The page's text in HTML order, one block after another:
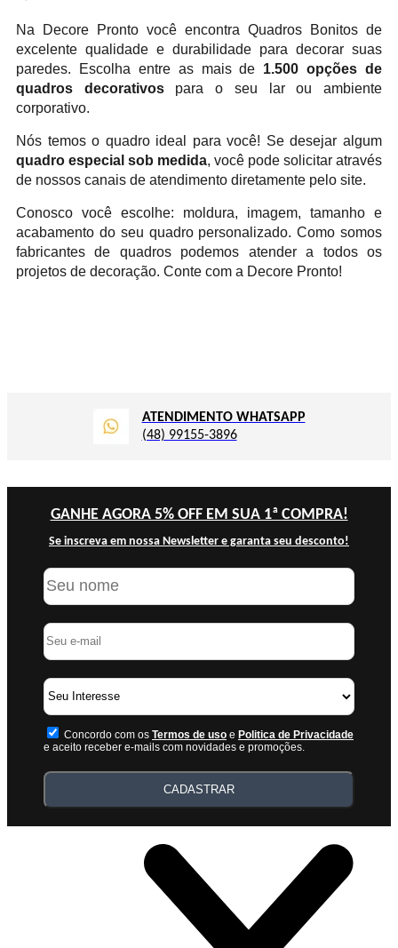
Na Decore Pronto você encontra Quadros Bonitos de
excelente qualidade e durabilidade para decorar suas
paredes. Escolha entre as mais de 1.500 opções de
quadros decorativospara o seu lar ou ambiente
corporativo.
Nós temos o quadro ideal para você! Se desejar algum
quadro especial sob medida, você pode solicitar através
de nossos canais de atendimento diretamente pelo site.
Conosco você escolhe: moldura, imagem, tamanho e
acabamento do seu quadro personalizado. Como somos
fabricantes de quadros podemos atender a todos os
projetos de decoração. Conte com a Decore Pronto!
TROCA GRÁTIS ATÉ 30 DIAS
Compre com Comodidade
GANHE AGORA 5% OFF EM SUA 1ª COMPRA!
Se inscreva em nossa Newsletter e garanta seu desconto!
Concordo com os Termos de uso e Politica de Privacidade
e aceito receber e-mails com novidades e promoções.
CADASTRAR